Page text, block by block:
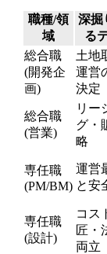
職種/領
域
深掘
る
総合職
(開発企
画)
土地
運営
決定
総合職
(営業)
リー
グ・
略
専任職
(PM/BM)
運営
と安
専任職
(設計)
コス
匠・
両立